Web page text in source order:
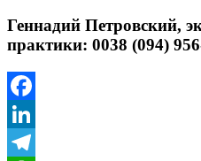
Геннадий Петровский,
практики: 0038 (094)
Facebook
LinkedIn